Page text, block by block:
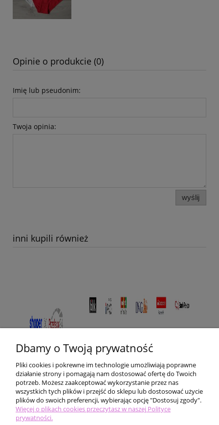
Opinie o produkcie (0)
Imię lub pseudonim:
Twoja opinia:
wyślij
inni kupili również
Pomoc
Dbamy o Twoją prywatność
Pliki cookies i pokrewne im technologie umożliwiają poprawne
działanie strony i pomagają nam dostosować ofertę do Twoich
potrzeb. Możesz zaakceptować wykorzystanie przez nas
wszystkich tych plików i przejść do sklepu lub dostosować użycie
plików do swoich preferencji, wybierając opcję "Dostosuj zgody".
Więcej o plikach cookies przeczytasz w naszej Polityce
prywatności.